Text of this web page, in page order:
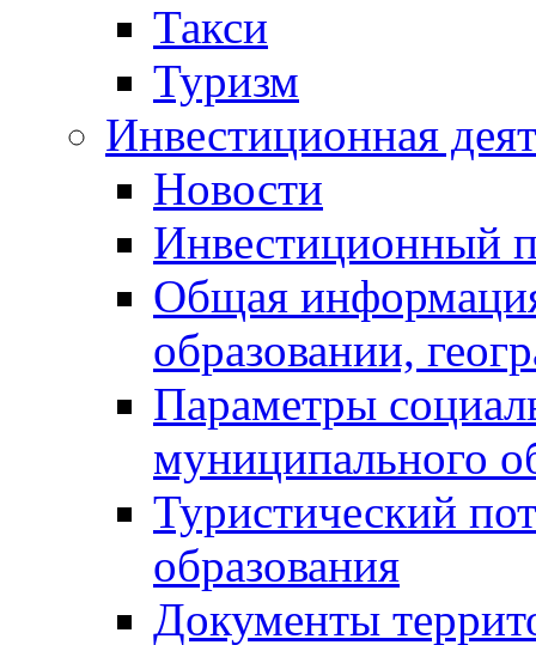
Такси
Туризм
Инвестиционная
Новости
Инвестиционный
Общая
образовании,
Параметры
муниципального
Туристический
образования
Документы